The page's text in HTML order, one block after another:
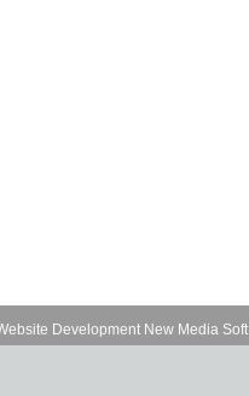
Development New Media Soft